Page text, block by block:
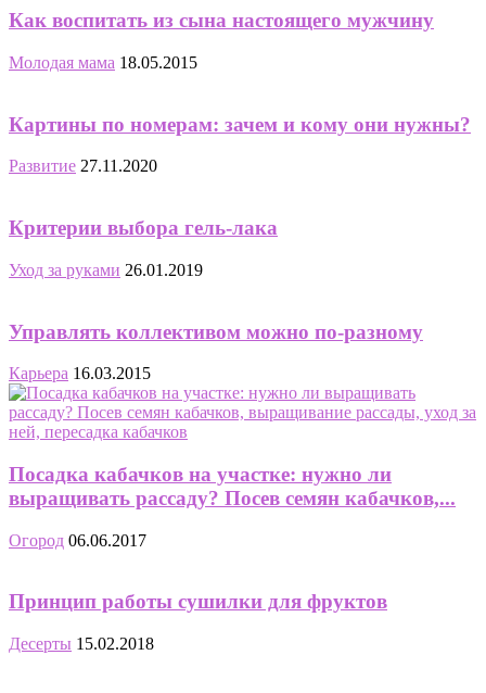
Как воспитать из сына настоящего мужчину
Молодая мама 18.05.2015
Картины по номерам: зачем и кому они нужны?
Развитие 27.11.2020
Критерии выбора гель-лака
Уход за руками 26.01.2019
Управлять коллективом можно по-разному
Карьера 16.03.2015
Посадка кабачков на участке: нужно ли
выращивать рассаду? Посев семян кабачков,...
Огород 06.06.2017
Принцип работы сушилки для фруктов
Десерты 15.02.2018